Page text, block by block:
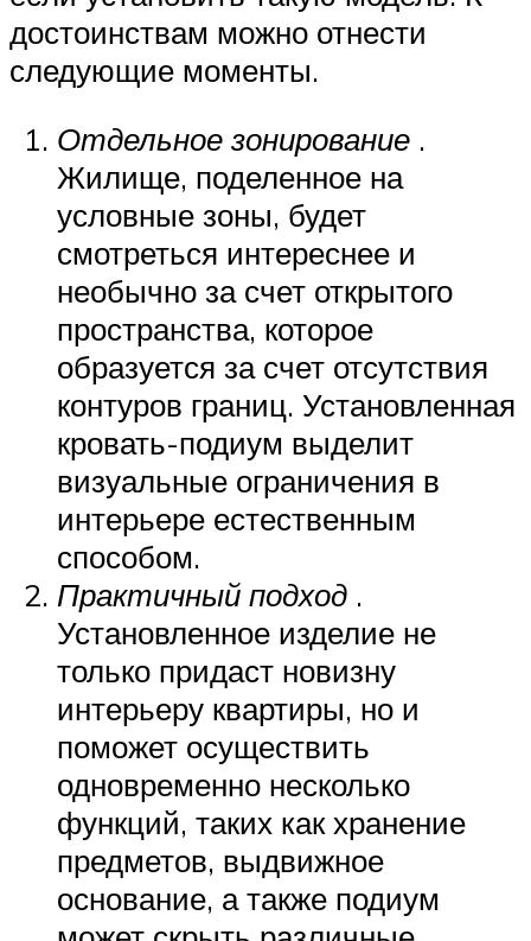
достоинствам можно отнести
следующие моменты.
Отдельное зонирование .
Жилище, поделенное на
условные зоны, будет
смотреться интереснее и
необычно за счет открытого
пространства, которое
образуется за счет отсутствия
контуров границ. Установленная
кровать-подиум выделит
визуальные ограничения в
интерьере естественным
способом.
Практичный подход .
Установленное изделие не
только придаст новизну
интерьеру квартиры, но и
поможет осуществить
одновременно несколько
функций, таких как хранение
предметов, выдвижное
основание, а также подиум